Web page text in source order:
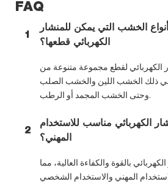
FAQ
1
الخشب التي يمكن للمنشار
الكهربائي قطعها؟
الكهربائي لقطع مجموعة متنوعة من
في ذلك الخشب اللين والخشب الصلب
وحتى الخشب المجمد أو الرطب.
2
الكهربائي مناسب للاستخدام
المهني؟
بالقوة والكفاءة العالية، مما